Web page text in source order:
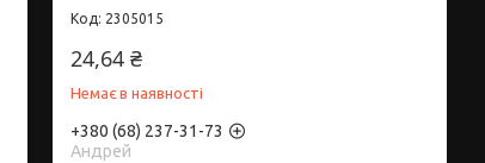
2305015
24,64 ₴
Немає в наявності
+380 (68) 237-31-73
Андрей